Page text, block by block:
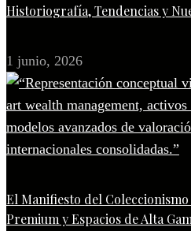
Historiografía, Tendencias y
1 junio, 2026
El Manifiesto del
Premium y Espacios de Alta